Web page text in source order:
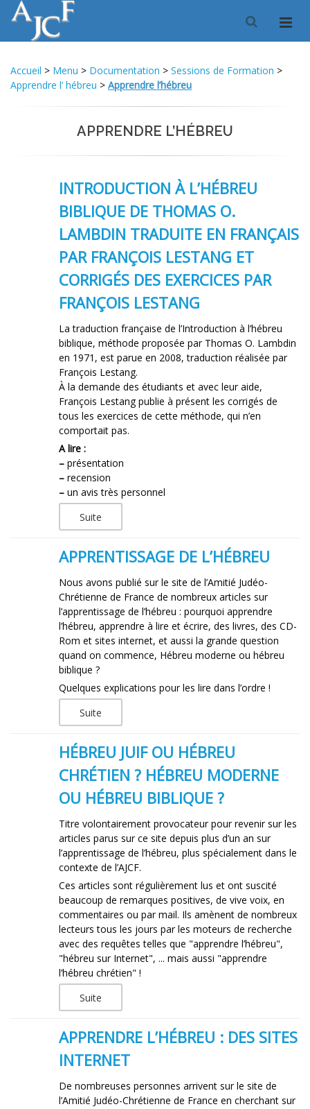
Accueil > Menu > Documentation > Sessions de Formation >
Apprendre l’ hébreu > Apprendre l’hébreu
APPRENDRE L’HÉBREU
INTRODUCTION À L’HÉBREU
BIBLIQUE DE THOMAS O.
LAMBDIN TRADUITE EN FRANÇAIS
PAR FRANÇOIS LESTANG ET
CORRIGÉS DES EXERCICES PAR
FRANÇOIS LESTANG
La traduction française de l’Introduction à l’hébreu
biblique, méthode proposée par Thomas O. Lambdin
en 1971, est parue en 2008, traduction réalisée par
François Lestang.
À la demande des étudiants et avec leur aide,
François Lestang publie à présent les corrigés de
tous les exercices de cette méthode, qui n’en
comportait pas.
A lire :
– présentation
– recension
– un avis très personnel
Suite
APPRENTISSAGE DE L’HÉBREU
Nous avons publié sur le site de l’Amitié Judéo-
Chrétienne de France de nombreux articles sur
l’apprentissage de l’hébreu : pourquoi apprendre
l’hébreu, apprendre à lire et écrire, des livres, des CD-
Rom et sites internet, et aussi la grande question
quand on commence, Hébreu moderne ou hébreu
biblique ?
Quelques explications pour les lire dans l’ordre !
Suite
HÉBREU JUIF OU HÉBREU
CHRÉTIEN ? HÉBREU MODERNE
OU HÉBREU BIBLIQUE ?
Titre volontairement provocateur pour revenir sur les
articles parus sur ce site depuis plus d’un an sur
l’apprentissage de l’hébreu, plus spécialement dans le
contexte de l’AJCF.
Ces articles sont régulièrement lus et ont suscité
beaucoup de remarques positives, de vive voix, en
commentaires ou par mail. Ils amènent de nombreux
lecteurs tous les jours par les moteurs de recherche
avec des requêtes telles que "apprendre l’hébreu",
"hébreu sur Internet", ... mais aussi "apprendre
l’hébreu chrétien" !
Suite
APPRENDRE L’HÉBREU : DES SITES
INTERNET
De nombreuses personnes arrivent sur le site de
l’Amitié Judéo-Chrétienne de France en cherchant sur